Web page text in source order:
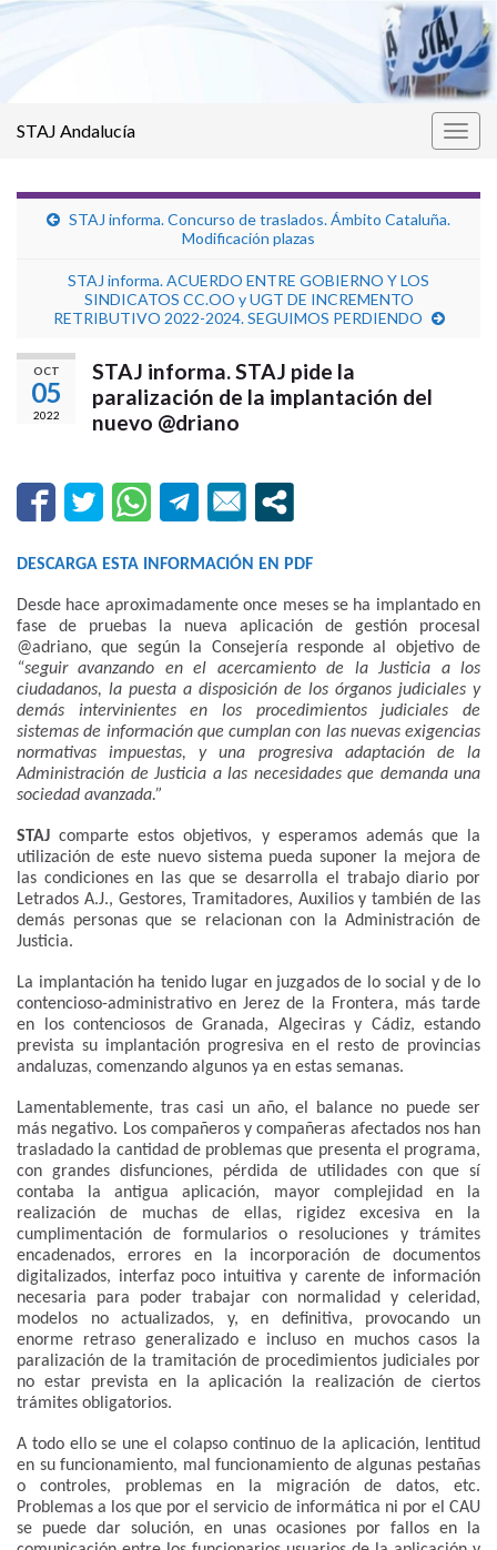
STAJ Andalucía
STAJ informa. Concurso de traslados. Ámbito Cataluña.
Modificación plazas
STAJ informa. ACUERDO ENTRE GOBIERNO Y LOS
SINDICATOS CC.OO y UGT DE INCREMENTO
RETRIBUTIVO 2022-2024. SEGUIMOS PERDIENDO
OCT
05
2022
STAJ informa. STAJ pide la
paralización de la implantación del
nuevo @driano
DESCARGA ESTA INFORMACIÓN EN PDF
Desde hace aproximadamente once meses se ha implantado en
fase de pruebas la nueva aplicación de gestión procesal
@adriano, que según la Consejería responde al objetivo de
“seguir avanzando en el acercamiento de la Justicia a los
ciudadanos, la puesta a disposición de los órganos judiciales y
demás intervinientes en los procedimientos judiciales de
sistemas de información que cumplan con las nuevas exigencias
normativas impuestas, y una progresiva adaptación de la
Administración de Justicia a las necesidades que demanda una
sociedad avanzada.”
STAJ comparte estos objetivos, y esperamos además que la
utilización de este nuevo sistema pueda suponer la mejora de
las condiciones en las que se desarrolla el trabajo diario por
Letrados A.J., Gestores, Tramitadores, Auxilios y también de las
demás personas que se relacionan con la Administración de
Justicia.
La implantación ha tenido lugar en juzgados de lo social y de lo
contencioso-administrativo en Jerez de la Frontera, más tarde
en los contenciosos de Granada, Algeciras y Cádiz, estando
prevista su implantación progresiva en el resto de provincias
andaluzas, comenzando algunos ya en estas semanas.
Lamentablemente, tras casi un año, el balance no puede ser
más negativo. Los compañeros y compañeras afectados nos han
trasladado la cantidad de problemas que presenta el programa,
con grandes disfunciones, pérdida de utilidades con que sí
contaba la antigua aplicación, mayor complejidad en la
realización de muchas de ellas, rigidez excesiva en la
cumplimentación de formularios o resoluciones y trámites
encadenados, errores en la incorporación de documentos
digitalizados, interfaz poco intuitiva y carente de información
necesaria para poder trabajar con normalidad y celeridad,
modelos no actualizados, y, en definitiva, provocando un
enorme retraso generalizado e incluso en muchos casos la
paralización de la tramitación de procedimientos judiciales por
no estar prevista en la aplicación la realización de ciertos
trámites obligatorios.
A todo ello se une el colapso continuo de la aplicación, lentitud
en su funcionamiento, mal funcionamiento de algunas pestañas
o controles, problemas en la migración de datos, etc.
Problemas a los que por el servicio de informática ni por el CAU
se puede dar solución, en unas ocasiones por fallos en la